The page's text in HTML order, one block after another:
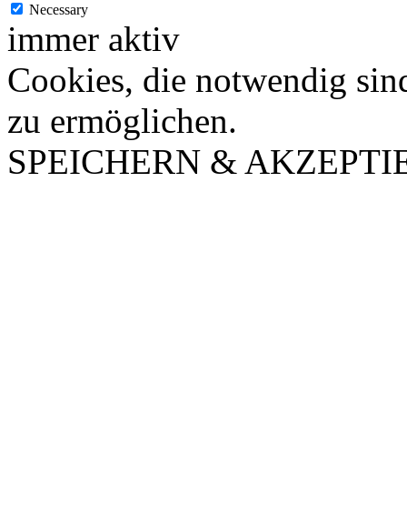
Necessary
immer aktiv
Cookies, die notwendig
zu ermöglichen.
SPEICHERN &